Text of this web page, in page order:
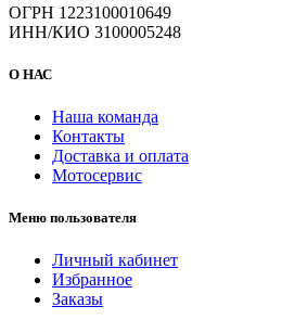
ОГРН 1223100010649
ИНН/КИО 3100005248
О НАС
Наша команда
Контакты
Доставка и оплата
Мотосервис
Меню пользователя
Личный кабинет
Избранное
Заказы